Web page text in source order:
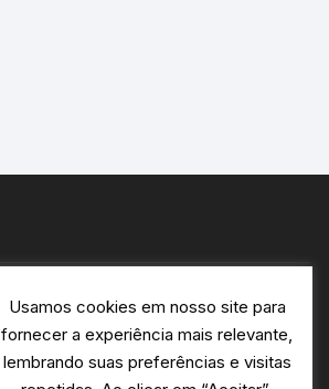
Usamos cookies em nosso site para
fornecer a experiência mais relevante,
lembrando suas preferências e visitas